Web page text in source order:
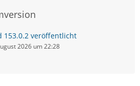
153.0.2 veröffentlicht
2026 um 22:28